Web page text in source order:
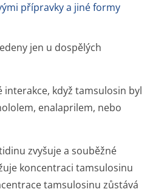
přípravky a jiné formy
jen u dospělých
interakce, když tamsulosin byl
enalaprilem, nebo
zvyšuje a souběžné
koncentraci tamsulosinu
tamsulosinu zůstává